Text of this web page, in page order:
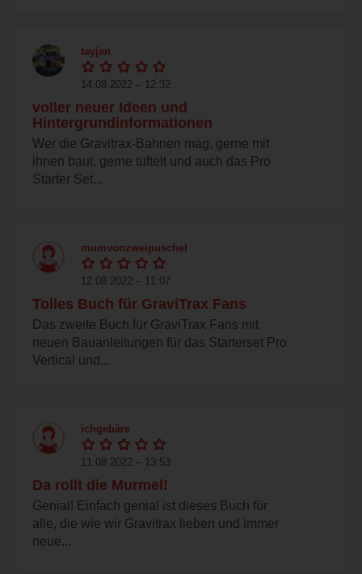
tayjan
14.08.2022 – 12:32
voller neuer Ideen und
Hintergrundinformationen
Wer die Gravitrax-Bahnen mag, gerne mit
ihnen baut, gerne tüftelt und auch das Pro
Starter Set...
mumvonzweipuschel
12.08.2022 – 11:07
Tolles Buch für GraviTrax Fans
Das zweite Buch für GraviTrax Fans mit
neuen Bauanleitungen für das Starterset Pro
Vertical und...
ichgebäre
11.08.2022 – 13:53
Da rollt die Murmel!
Genial! Einfach genial ist dieses Buch für
alle, die wie wir Gravitrax lieben und immer
neue...